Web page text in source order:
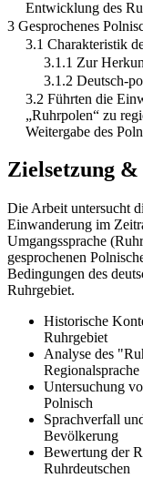
Entwicklung des
3 Gesprochenes
3.1 Charakteristik
3.1.1 Zur
3.1.2 Deutsch-
3.2 Führten die
„Ruhrpolen“ zu
Weitergabe des
Zielsetzung &
Die Arbeit untersucht
Einwanderung im
Umgangssprache
gesprochenen
Bedingungen des
Ruhrgebiet.
Historische
Ruhrgebiet
Analyse des
Regionalsprache
Untersuchung
Polnisch
Sprachverfall
Bevölkerung
Bewertung der
Ruhrdeutschen